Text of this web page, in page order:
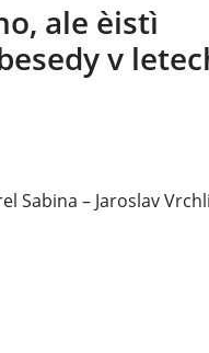
ale èistì
v
Sabina – Jaroslav